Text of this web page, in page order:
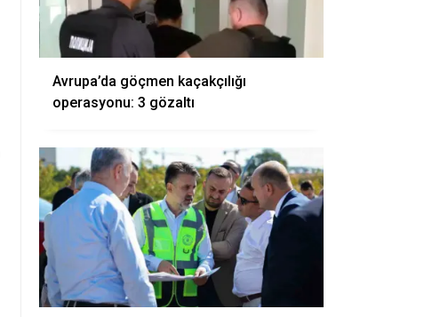
Avrupa’da göçmen kaçakçılığı
operasyonu: 3 gözaltı